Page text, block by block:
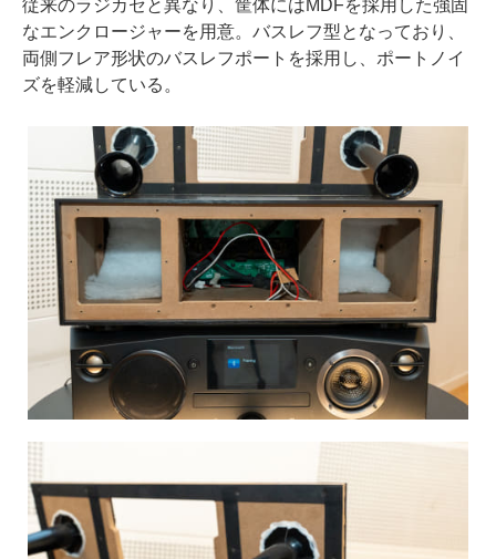
従来のラジカセと異なり、筐体にはMDFを採用した強固
なエンクロージャーを用意。バスレフ型となっており、
両側フレア形状のバスレフポートを採用し、ポートノイ
ズを軽減している。